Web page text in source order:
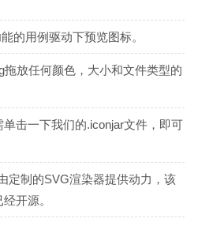
的用例驱动下预览图标。
放任何颜色，大小和文件类型的
击一下我们的.iconjar文件，即可
定制的SVG渲染器提供动力，该
开源。